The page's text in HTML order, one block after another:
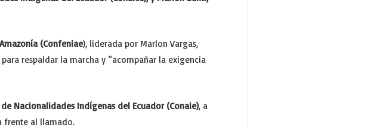
(Confeniae), liderada por Marlon Vargas,
respaldar la marcha y “acompañar la exigencia
Nacionalidades Indígenas del Ecuador (Conaie), a
frente al llamado.